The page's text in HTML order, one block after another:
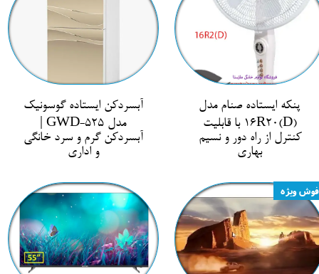
پنکه ایستاده صنام مدل
16R20(D) با قابلیت
کنترل از راه دور و نسیم
بهاری
آبسردکن ایستاده گوسونیک
مدل GWD-525 |
آبسردکن گرم و سرد خانگی
و اداری
فوش ویژه